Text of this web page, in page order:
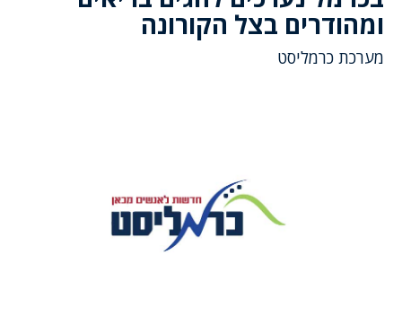
ומהודרים בצל הקורונה
מערכת כרמליסט